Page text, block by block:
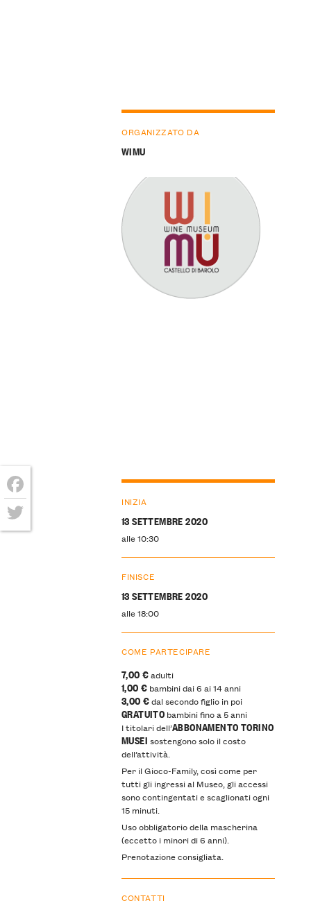
ORGANIZZATO DA
WIMU
INIZIA
13 SETTEMBRE 2020
alle 10:30
FINISCE
13 SETTEMBRE 2020
alle 18:00
COME PARTECIPARE
7,00 €adulti
1,00 € bambini dai 6 ai 14 anni
3,00 €dal secondo figlio in poi
GRATUITO bambini fino a 5 anni
I titolari dell’ABBONAMENTO TORINO
MUSEI sostengono solo il costo
dell’attività.
Per il Gioco-Family, così come per
tutti gli ingressi al Museo, gli accessi
sono contingentati e scaglionati ogni
15 minuti.
Uso obbligatorio della mascherina
(eccetto i minori di 6 anni).
Prenotazione consigliata.
CONTATTI
Facebook
Twitter